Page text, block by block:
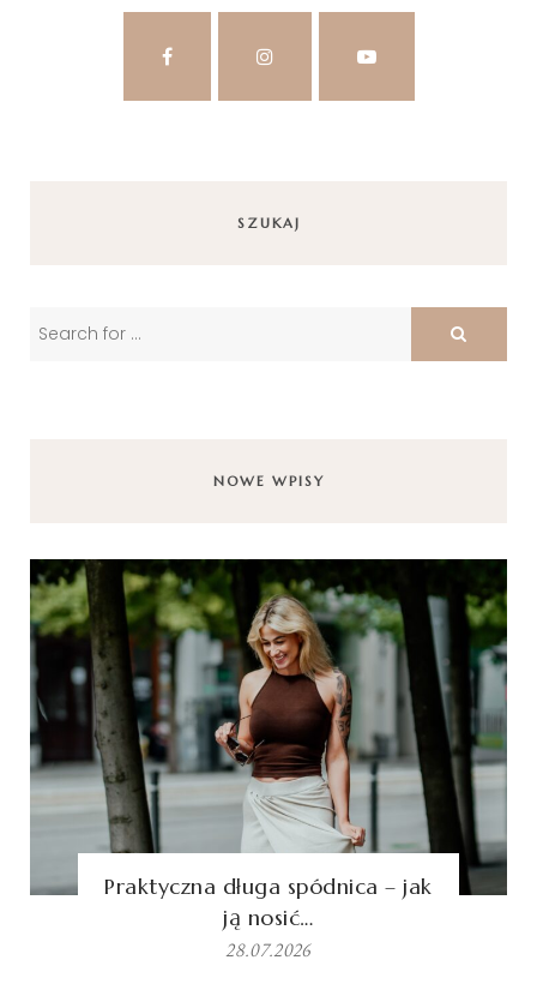
SZUKAJ
NOWE WPISY
Praktyczna długa spódnica – jak
ją nosić…
28.07.2026